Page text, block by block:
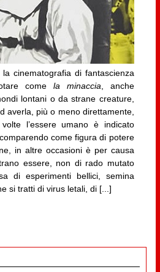
cinematografia di fantascienza
come la minaccia, anche
lontani o da strane creature,
averla, più o meno direttamente,
l’essere umano è indicato
come figura di potere
in altre occasioni è per causa
essere, non di rado mutato
di esperimenti bellici, semina
si tratti di virus letali, di [...]